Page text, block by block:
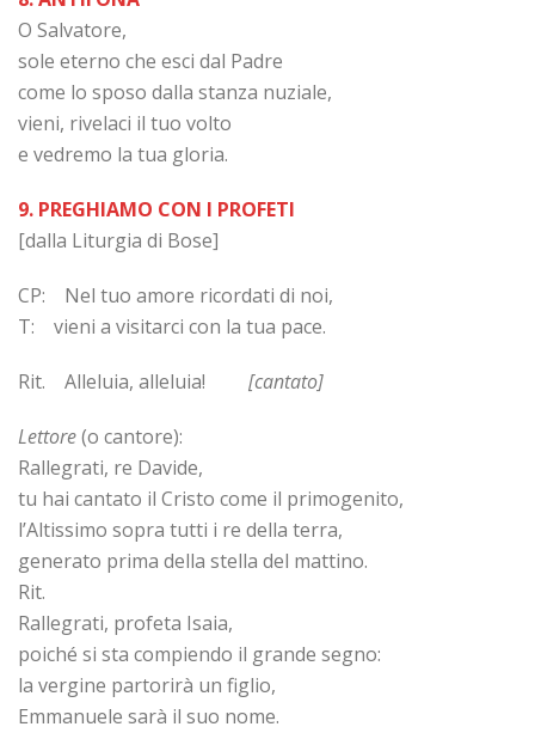
O Salvatore,
sole eterno che esci dal Padre
come lo sposo dalla stanza nuziale,
vieni, rivelaci il tuo volto
e vedremo la tua gloria.
9. PREGHIAMO CON I PROFETI
[dalla Liturgia di Bose]
CP: Nel tuo amore ricordati di noi,
T: vieni a visitarci con la tua pace.
Rit. Alleluia, alleluia! [cantato]
Lettore(o cantore):
Rallegrati, re Davide,
tu hai cantato il Cristo come il primogenito,
l’Altissimo sopra tutti i re della terra,
generato prima della stella del mattino.
Rit.
Rallegrati, profeta Isaia,
poiché si sta compiendo il grande segno:
la vergine partorirà un figlio,
Emmanuele sarà il suo nome.